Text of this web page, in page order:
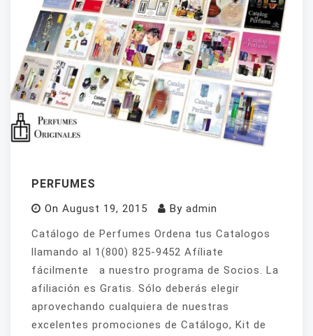
PERFUMES
On August 19, 2015 By admin
Catálogo de Perfumes Ordena tus Catalogos
llamando al 1(800) 825-9452 Afíliate
fácilmente a nuestro programa de Socios. La
afiliación es Gratis. Sólo deberás elegir
aprovechando cualquiera de nuestras
excelentes promociones de Catálogo, Kit de